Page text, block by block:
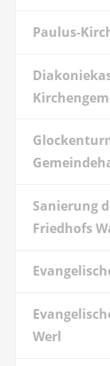
Paulus-
Sanierung
Friedhofs
Werl